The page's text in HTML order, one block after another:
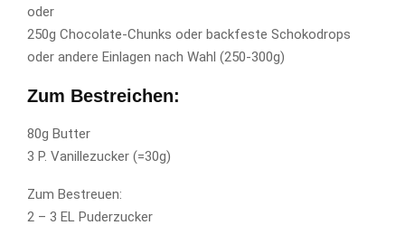
oder
250g Chocolate-Chunks oder backfeste Schokodrops
oder andere Einlagen nach Wahl (250-300g)
Zum Bestreichen:
80g Butter
3 P. Vanillezucker (=30g)
Zum Bestreuen:
2 – 3 EL Puderzucker